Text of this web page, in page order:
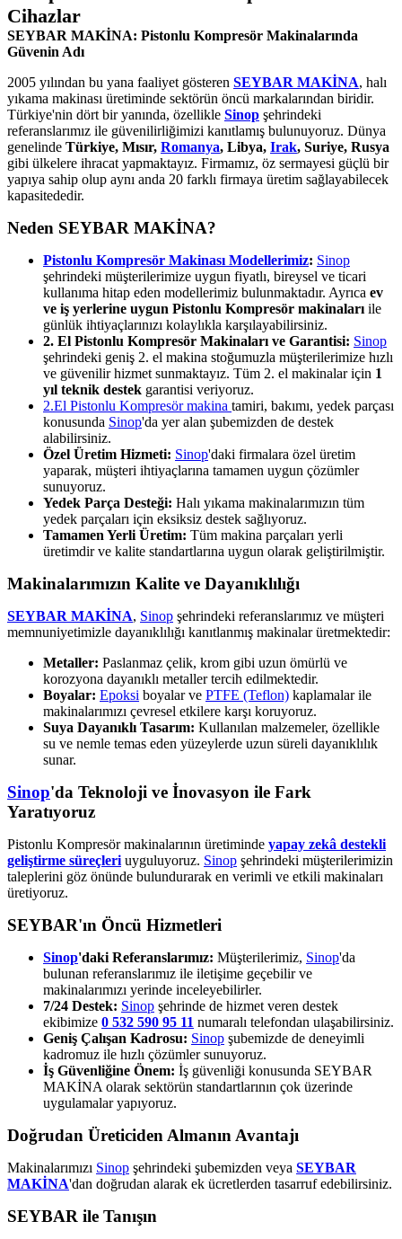
Cihazlar
SEYBAR MAKİNA: Pistonlu Kompresör Makinalarında
Güvenin Adı
2005 yılından bu yana faaliyet gösteren SEYBAR MAKİNA, halı
yıkama makinası üretiminde sektörün öncü markalarından biridir.
Türkiye'nin dört bir yanında, özellikle Sinop şehrindeki
referanslarımız ile güvenilirliğimizi kanıtlamış bulunuyoruz. Dünya
genelinde Türkiye, Mısır, Romanya, Libya, Irak, Suriye, Rusya
gibi ülkelere ihracat yapmaktayız. Firmamız, öz sermayesi güçlü bir
yapıya sahip olup aynı anda 20 farklı firmaya üretim sağlayabilecek
kapasitededir.
Neden SEYBAR MAKİNA?
Pistonlu Kompresör Makinası Modellerimiz: Sinop
şehrindeki müşterilerimize uygun fiyatlı, bireysel ve ticari
kullanıma hitap eden modellerimiz bulunmaktadır. Ayrıca ev
ve iş yerlerine uygun Pistonlu Kompresör makinaları ile
günlük ihtiyaçlarınızı kolaylıkla karşılayabilirsiniz.
2. El Pistonlu Kompresör Makinaları ve Garantisi: Sinop
şehrindeki geniş 2. el makina stoğumuzla müşterilerimize hızlı
ve güvenilir hizmet sunmaktayız. Tüm 2. el makinalar için 1
yıl teknik destek garantisi veriyoruz.
2.El Pistonlu Kompresör makina tamiri, bakımı, yedek parçası
konusunda Sinop'da yer alan şubemizden de destek
alabilirsiniz.
Özel Üretim Hizmeti: Sinop'daki firmalara özel üretim
yaparak, müşteri ihtiyaçlarına tamamen uygun çözümler
sunuyoruz.
Yedek Parça Desteği: Halı yıkama makinalarımızın tüm
yedek parçaları için eksiksiz destek sağlıyoruz.
Tamamen Yerli Üretim: Tüm makina parçaları yerli
üretimdir ve kalite standartlarına uygun olarak geliştirilmiştir.
Makinalarımızın Kalite ve Dayanıklılığı
SEYBAR MAKİNA, Sinop şehrindeki referanslarımız ve müşteri
memnuniyetimizle dayanıklılığı kanıtlanmış makinalar üretmektedir:
Metaller: Paslanmaz çelik, krom gibi uzun ömürlü ve
korozyona dayanıklı metaller tercih edilmektedir.
Boyalar: Epoksi boyalar ve PTFE (Teflon) kaplamalar ile
makinalarımızı çevresel etkilere karşı koruyoruz.
Suya Dayanıklı Tasarım: Kullanılan malzemeler, özellikle
su ve nemle temas eden yüzeylerde uzun süreli dayanıklılık
sunar.
Sinop'da Teknoloji ve İnovasyon ile Fark
Yaratıyoruz
Pistonlu Kompresör makinalarının üretiminde yapay zekâ destekli
geliştirme süreçleri uyguluyoruz. Sinop şehrindeki müşterilerimizin
taleplerini göz önünde bulundurarak en verimli ve etkili makinaları
üretiyoruz.
SEYBAR'ın Öncü Hizmetleri
Sinop'daki Referanslarımız: Müşterilerimiz, Sinop'da
bulunan referanslarımız ile iletişime geçebilir ve
makinalarımızı yerinde inceleyebilirler.
7/24 Destek: Sinop şehrinde de hizmet veren destek
ekibimize 0 532 590 95 11 numaralı telefondan ulaşabilirsiniz.
Geniş Çalışan Kadrosu: Sinop şubemizde de deneyimli
kadromuz ile hızlı çözümler sunuyoruz.
İş Güvenliğine Önem: İş güvenliği konusunda SEYBAR
MAKİNA olarak sektörün standartlarının çok üzerinde
uygulamalar yapıyoruz.
Doğrudan Üreticiden Almanın Avantajı
Makinalarımızı Sinop şehrindeki şubemizden veya SEYBAR
MAKİNA'dan doğrudan alarak ek ücretlerden tasarruf edebilirsiniz.
SEYBAR ile Tanışın